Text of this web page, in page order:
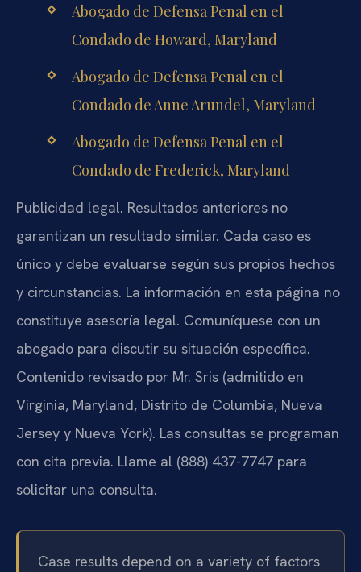
Abogado de Defensa Penal en el
Condado de Howard, Maryland
Abogado de Defensa Penal en el
Condado de Anne Arundel, Maryland
Abogado de Defensa Penal en el
Condado de Frederick, Maryland
Publicidad legal. Resultados anteriores no
garantizan un resultado similar. Cada caso es
único y debe evaluarse según sus propios hechos
y circunstancias. La información en esta página no
constituye asesoría legal. Comuníquese con un
abogado para discutir su situación específica.
Contenido revisado por Mr. Sris (admitido en
Virginia, Maryland, Distrito de Columbia, Nueva
Jersey y Nueva York). Las consultas se programan
con cita previa. Llame al (888) 437-7747 para
solicitar una consulta.
Case results depend on a variety of factors